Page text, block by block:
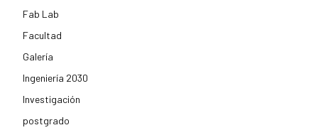
Fab Lab
Facultad
Galería
Ingeniería 2030
Investigación
postgrado